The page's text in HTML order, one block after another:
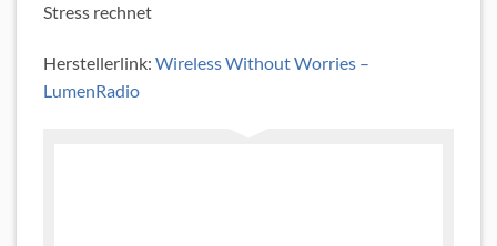
Stress rechnet
Herstellerlink: Wireless Without Worries –
LumenRadio